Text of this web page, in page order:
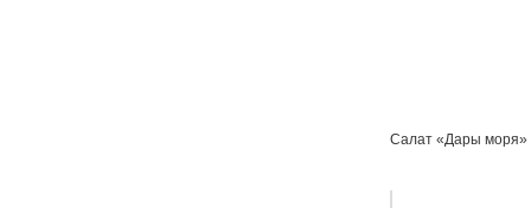
Салат «Дары моря»